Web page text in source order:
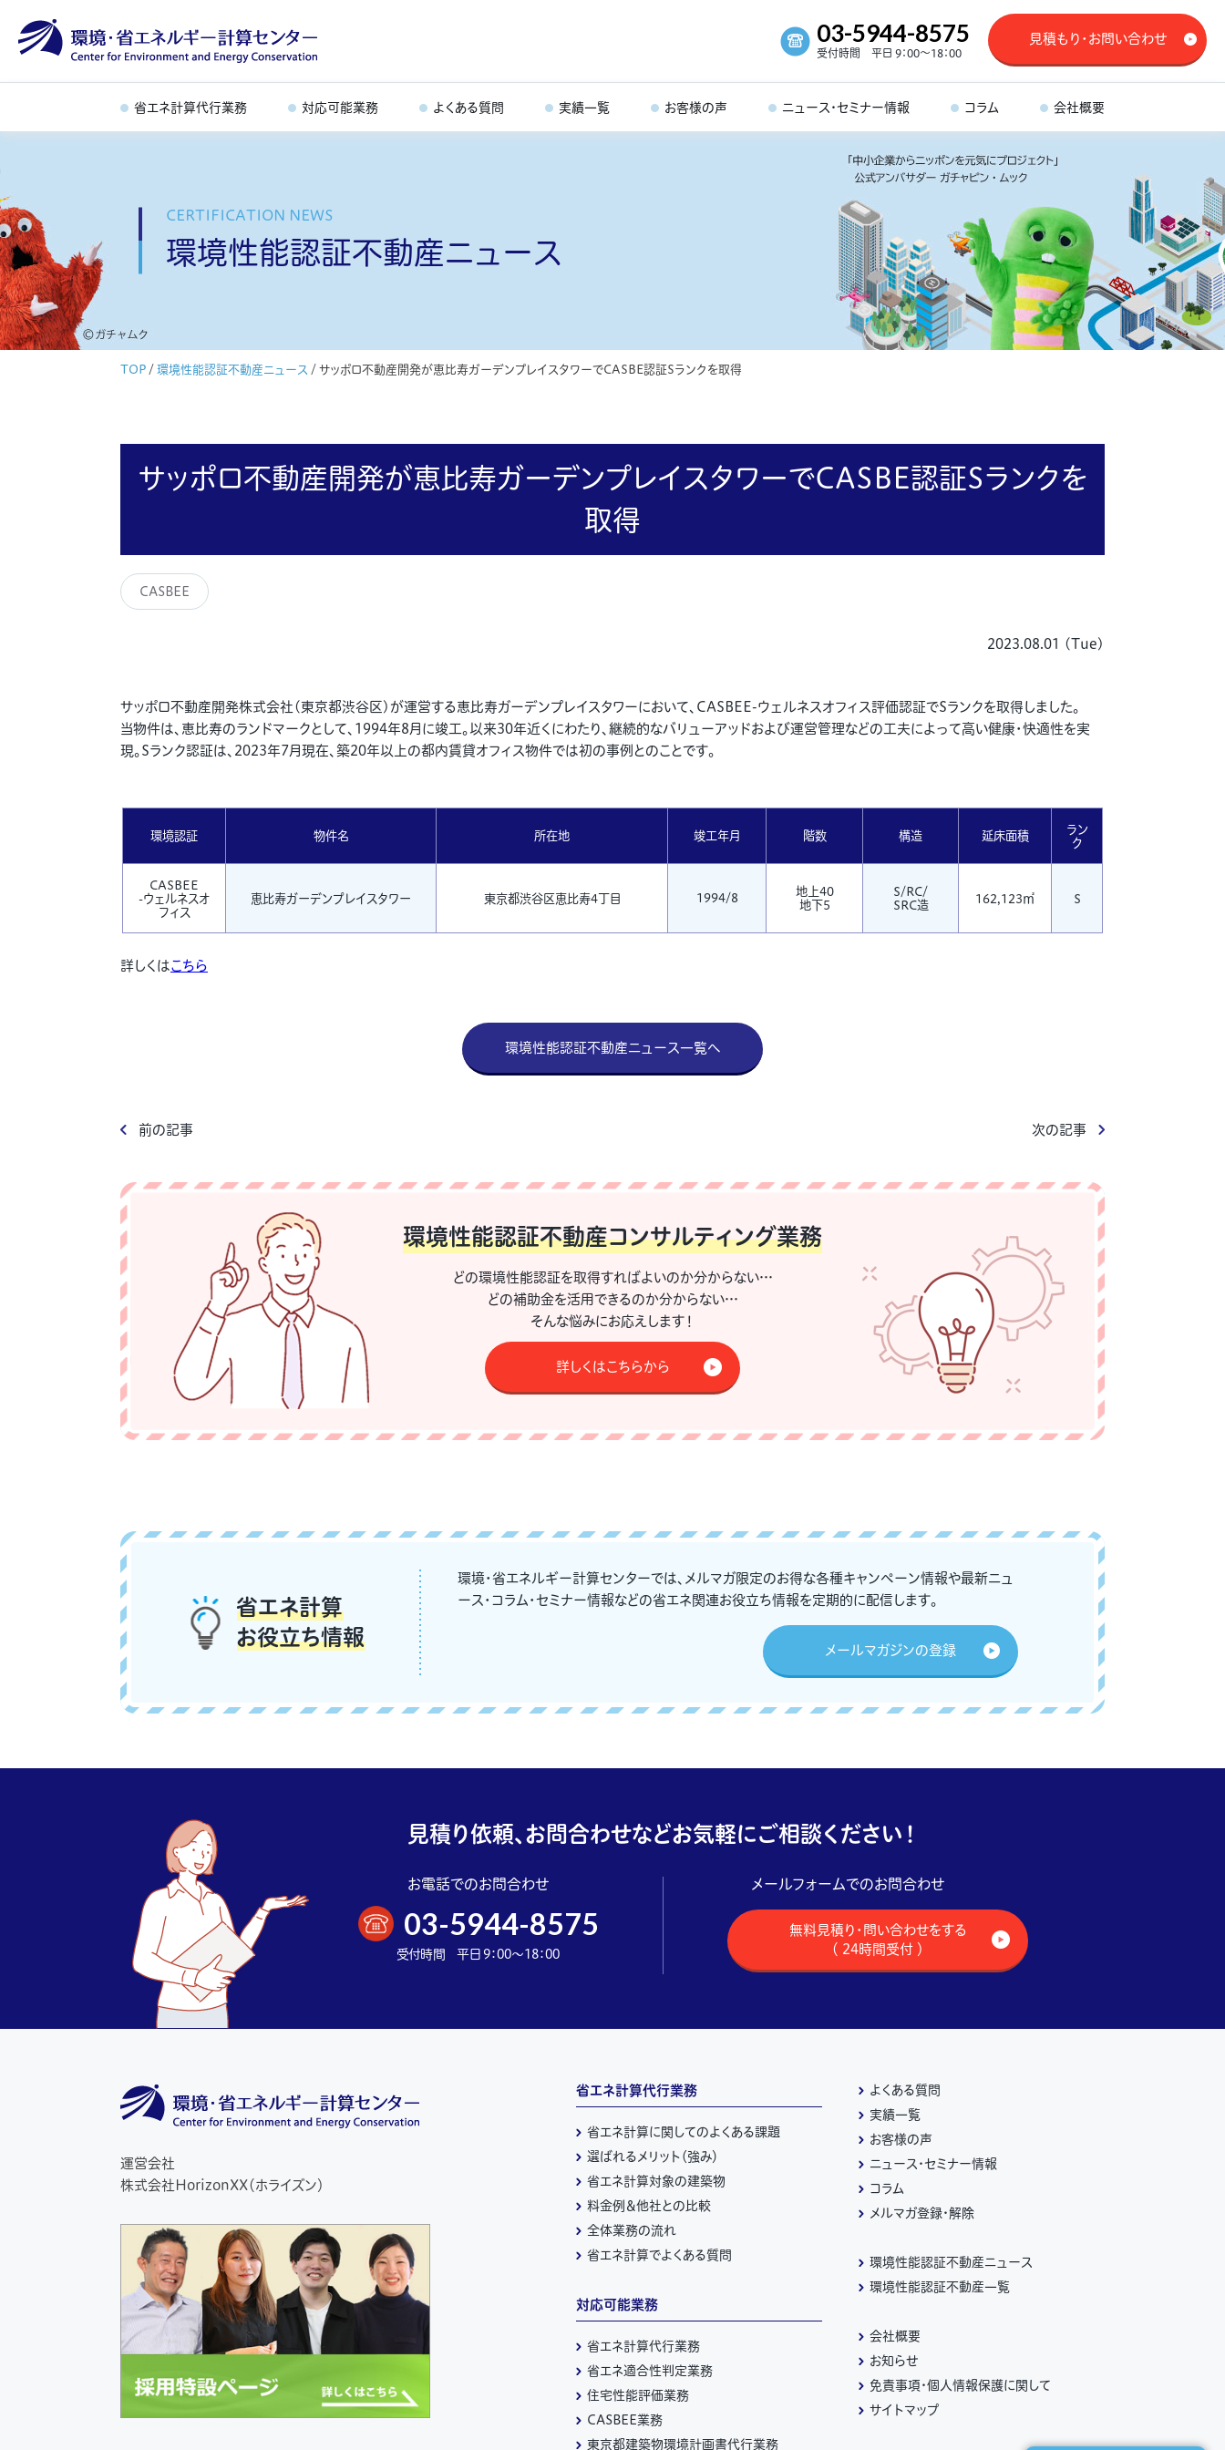
03-5944-8575
受付時間 平日 9：00～18：00
見積もり・お問い合わせ
省エネ計算代行業務 対応可能業務 よくある質問 実績一覧 お客様の声 ニュース・セミナー情報 コラム 会社概要
CERTIFICATION NEWS
環境性能認証不動産ニュース
TOP /環境性能認証不動産ニュース /サッポロ不動産開発が恵比寿ガーデンプレイスタワーでCASBE認証Sランクを取得
サッポロ不動産開発が恵比寿ガーデンプレイスタワーでCASBE認証Sランクを
取得
CASBEE
2023.08.01 (Tue)
サッポロ不動産開発株式会社(東京都渋谷区)が運営する恵比寿ガーデンプレイスタワーにおいて、CASBEE-ウェルネスオフィス評価認証でSランクを取得しました。
当物件は、恵比寿のランドマークとして、1994年8月に竣工。以来30年近くにわたり、継続的なバリューアッドおよび運営管理などの工夫によって高い健康・快適性を実
現。Sランク認証は、2023年7月現在、築20年以上の都内賃貸オフィス物件では初の事例とのことです。
環境認証 物件名 所在地 竣工年月 階数 構造 延床面積
ラン
ク
CASBEE
-ウェルネスオ
フィス
恵比寿ガーデンプレイスタワー 東京都渋谷区恵比寿4丁目 1994/8
地上40
地下5
S/RC/
SRC造
162,123㎡ S
詳しくはこちら
環境性能認証不動産ニュース一覧へ
前の記事 次の記事
環境性能認証不動産コンサルティング業務
どの環境性能認証を取得すればよいのか分からない…
どの補助金を活用できるのか分からない…
そんな悩みにお応えします！
詳しくはこちらから
省エネ計算
お役立ち情報
環境・省エネルギー計算センターでは、メルマガ限定のお得な各種キャンペーン情報や最新ニュ
ース・コラム・セミナー情報などの省エネ関連お役立ち情報を定期的に配信します。
メールマガジンの登録
見積り依頼、お問合わせなどお気軽にご相談ください！
お電話でのお問合わせ
03-5944-8575
受付時間 平日 9：00～18：00
メールフォームでのお問合わせ
無料見積り・問い合わせをする
（ 24時間受付 ）
運営会社
株式会社HorizonXX（ホライズン）
省エネ計算代行業務
省エネ計算に関してのよくある課題
選ばれるメリット（強み）
省エネ計算対象の建築物
料金例＆他社との比較
全体業務の流れ
省エネ計算でよくある質問
対応可能業務
省エネ計算代行業務
省エネ適合性判定業務
住宅性能評価業務
CASBEE業務
東京都建築物環境計画書代行業務
よくある質問
実績一覧
お客様の声
ニュース・セミナー情報
コラム
メルマガ登録・解除
環境性能認証不動産ニュース
環境性能認証不動産一覧
会社概要
お知らせ
免責事項・個人情報保護に関して
サイトマップ